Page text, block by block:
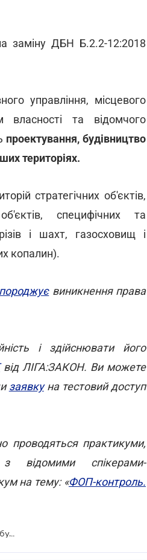
заміну ДБН Б.2.2-12:2018
управління, місцевого
та відомчого
проектування, будівництво
територіях.
стратегічних об'єктів,
специфічних та
і шахт, газосховищ і
копалин).
виникнення права
і здійснювати його
від ЛІГА:ЗАКОН. Ви можете
заявкуна тестовий доступ
проводяться практикуми,
відомими спікерами-
на тему: «ФОП-контроль.
Опубліковано остаточну редакцію ДБН щодо планування і забудови територій